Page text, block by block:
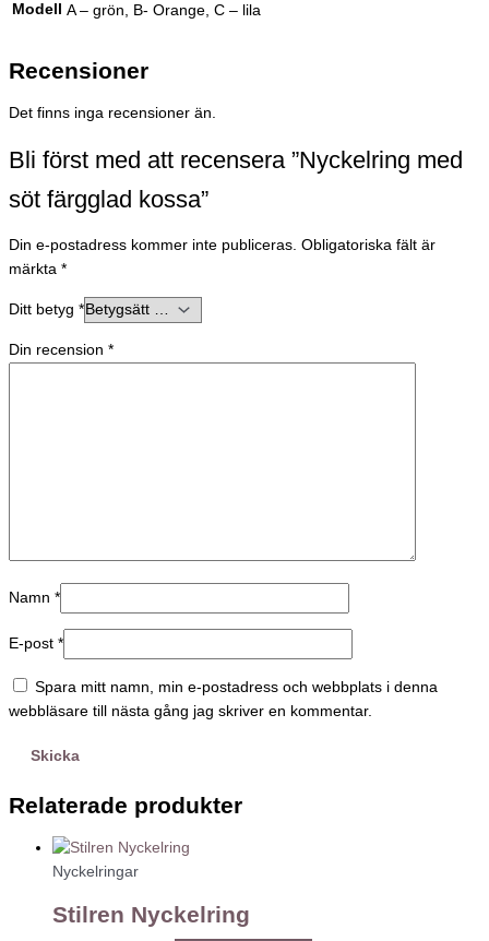
Modell A – grön, B- Orange, C – lila
Recensioner
Det finns inga recensioner än.
Bli först med att recensera ”Nyckelring med
söt färgglad kossa”
Din e-postadress kommer inte publiceras. Obligatoriska fält är
märkta *
Ditt betyg *
Din recension *
Namn *
E-post *
Spara mitt namn, min e-postadress och webbplats i denna
webbläsare till nästa gång jag skriver en kommentar.
Relaterade produkter
Nyckelringar
Stilren Nyckelring